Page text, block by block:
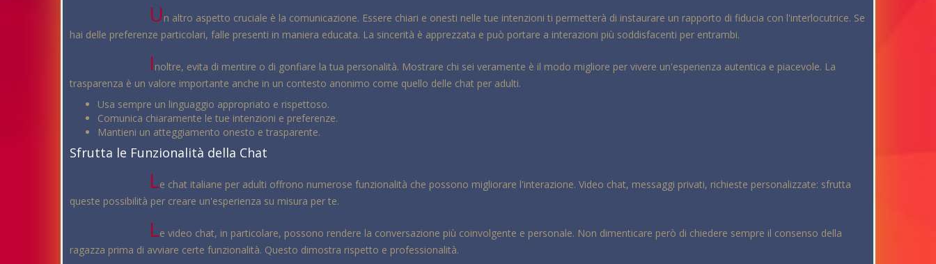
Un altro aspetto cruciale è la comunicazione. Essere chiari e onesti nelle tue intenzioni ti permetterà di instaurare un rapporto di fiducia con l'interlocutrice. Se
hai delle preferenze particolari, falle presenti in maniera educata. La sincerità è apprezzata e può portare a interazioni più soddisfacenti per entrambi.
Inoltre, evita di mentire o di gonfiare la tua personalità. Mostrare chi sei veramente è il modo migliore per vivere un'esperienza autentica e piacevole. La
trasparenza è un valore importante anche in un contesto anonimo come quello delle chat per adulti.
Usa sempre un linguaggio appropriato e rispettoso.
Comunica chiaramente le tue intenzioni e preferenze.
Mantieni un atteggiamento onesto e trasparente.
Sfrutta le Funzionalità della Chat
Le chat italiane per adulti offrono numerose funzionalità che possono migliorare l'interazione. Video chat, messaggi privati, richieste personalizzate: sfrutta
queste possibilità per creare un'esperienza su misura per te.
Le video chat, in particolare, possono rendere la conversazione più coinvolgente e personale. Non dimenticare però di chiedere sempre il consenso della
ragazza prima di avviare certe funzionalità. Questo dimostra rispetto e professionalità.